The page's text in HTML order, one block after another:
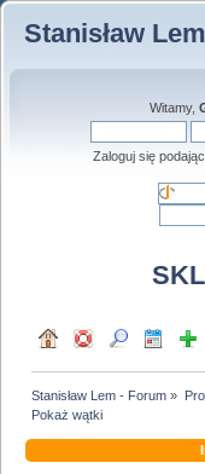
Stanisław
Witamy,
Zaloguj się
Stanisław Lem - Forum »
Pokaż wątki